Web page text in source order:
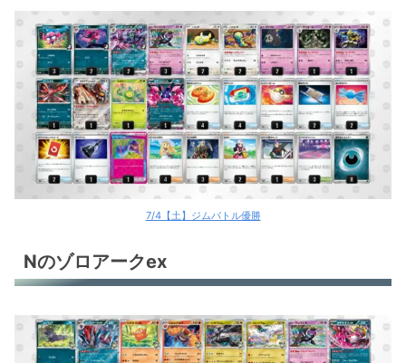
7/4【土】ジムバトル優勝
Nのゾロアークex